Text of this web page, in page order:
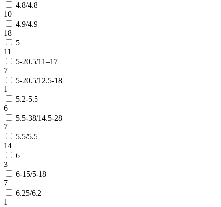
4.8/4.8
10
4.9/4.9
18
5
11
5-20.5/11–17
7
5-20.5/12.5-18
1
5.2-5.5
6
5.5-38/14.5-28
7
5.5/5.5
14
6
3
6-15/5-18
7
6.25/6.2
1